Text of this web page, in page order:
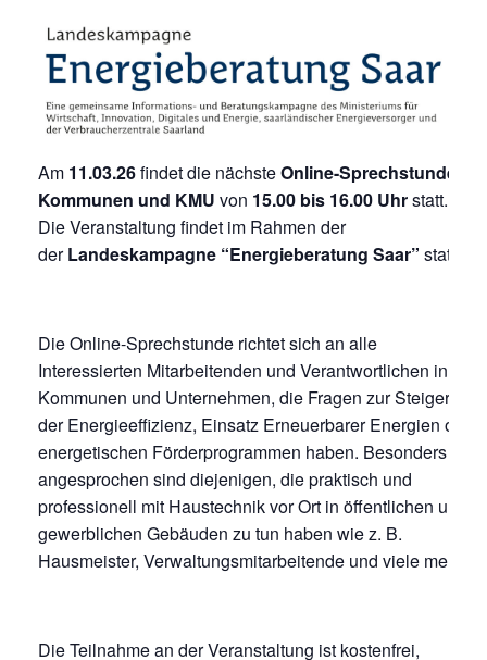
Am 11.03.26findet die nächsteOnline-Sprechstunde für
Kommunen und KMU von 15.00 bis 16.00 Uhrstatt.
Die Veranstaltung findet im Rahmen der
derLandeskampagne “Energieberatung Saar” statt.
Die Online-Sprechstunde richtet sich an alle
Interessierten Mitarbeitenden und Verantwortlichen in
Kommunen und Unternehmen, die Fragen zur Steigerung
der Energieeffizienz, Einsatz Erneuerbarer Energien oder
energetischen Förderprogrammen haben. Besonders
angesprochen sind diejenigen, die praktisch und
professionell mit Haustechnik vor Ort in öffentlichen und
gewerblichen Gebäuden zu tun haben wie z. B.
Hausmeister, Verwaltungsmitarbeitende und viele mehr.
Die Teilnahme an der Veranstaltung ist kostenfrei,